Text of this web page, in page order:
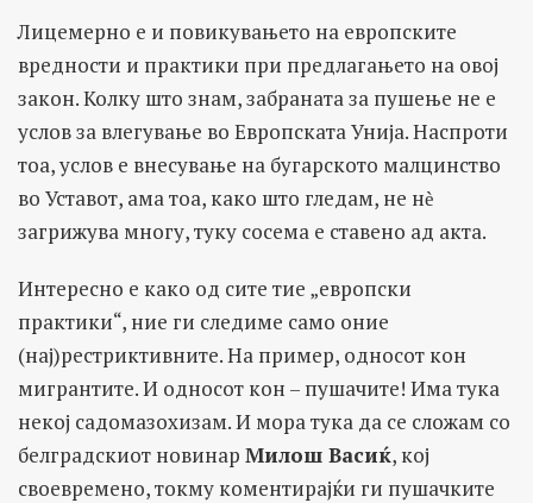
Лицемерно е и повикувањето на европските
вредности и практики при предлагањето на овој
закон. Колку што знам, забраната за пушење не е
услов за влегување во Европската Унија. Наспроти
тоа, услов е внесување на бугарското малцинство
во Уставот, ама тоа, како што гледам, не нѐ
загрижува многу, туку сосема е ставено ад акта.
Интересно е како од сите тие „европски
практики“, ние ги следиме само оние
(нај)рестриктивните. На пример, односот кон
мигрантите. И односот кон – пушачите! Има тука
некој садомазохизам. И мора тука да се сложам со
белградскиот новинар Милош Васиќ, кој
своевремено, токму коментирајќи ги пушачките